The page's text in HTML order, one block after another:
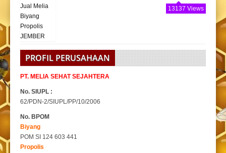
13137 Views
PROFIL PERUSAHAAN
PT. MELIA SEHAT SEJAHTERA
No. SIUPL :
62/PDN-2/SIUPL/PP/10/2006
No. BPOM
Biyang
POM SI 124 603 441
Propolis